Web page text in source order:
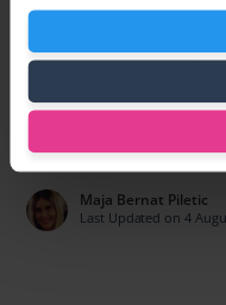
Amazon Pan-
Lagerung in
Ländern
2026)
Maja Bernat Piletic
Last Updated on 4